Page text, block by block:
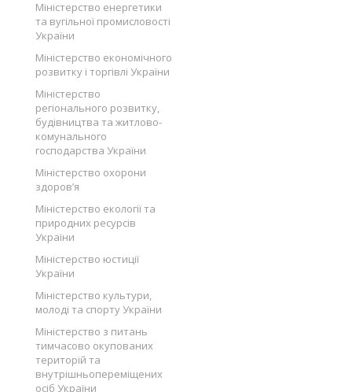
Міністерство енергетики
та вугільної промисловості
України
Міністерство економічного
розвитку і торгівлі України
Міністерство
регіонального розвитку,
будівництва та житлово-
комунального
господарства України
Міністерство охорони
здоров’я
Міністерство екології та
природних ресурсів
України
Міністерство юстиції
України
Міністерство культури,
молоді та спорту України
Міністерство з питань
тимчасово окупованих
територій та
внутрішньопереміщених
осіб України